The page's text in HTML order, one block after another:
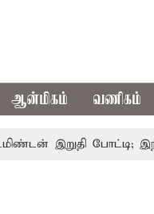
ஆன்மிகம் வணிகம்
இறுதி போட்டி;